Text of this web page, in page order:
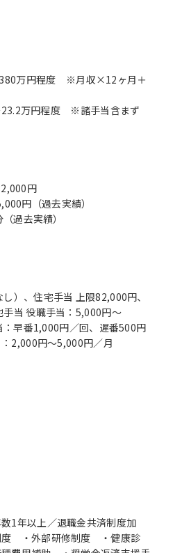
380万円程度 ※月収×12ヶ月＋
23.2万円程度 ※諸手当含まず
円
円（過去実績）
過去実績）
）、住宅手当 上限82,000円、
当 役職手当：5,000円～
早番1,000円／回、遅番500円
2,000円～5,000円／月
1年以上／退職金共済制度加
・外部研修制度 ・健康診